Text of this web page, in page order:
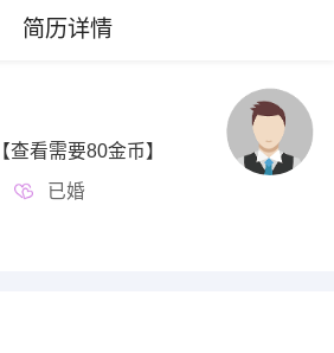
简历详情
【查看需要80金币】
已婚